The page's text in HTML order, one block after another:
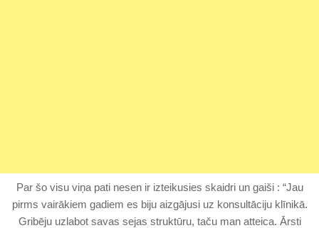
Par šo visu viņa pati nesen ir izteikusies skaidri un gaiši : “Jau
pirms vairākiem gadiem es biju aizgājusi uz konsultāciju klīnikā.
Gribēju uzlabot savas sejas struktūru, taču man atteica. Ārsti